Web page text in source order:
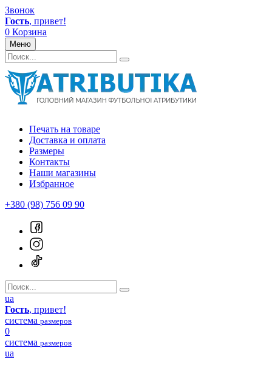
Звонок
Гость, привет!
0 Корзина
Меню
Печать на товаре
Доставка и оплата
Размеры
Контакты
Наши магазины
Избранное
+380 (98) 756 09 90
ua
Гость, привет!
система размеров
0
система размеров
ua